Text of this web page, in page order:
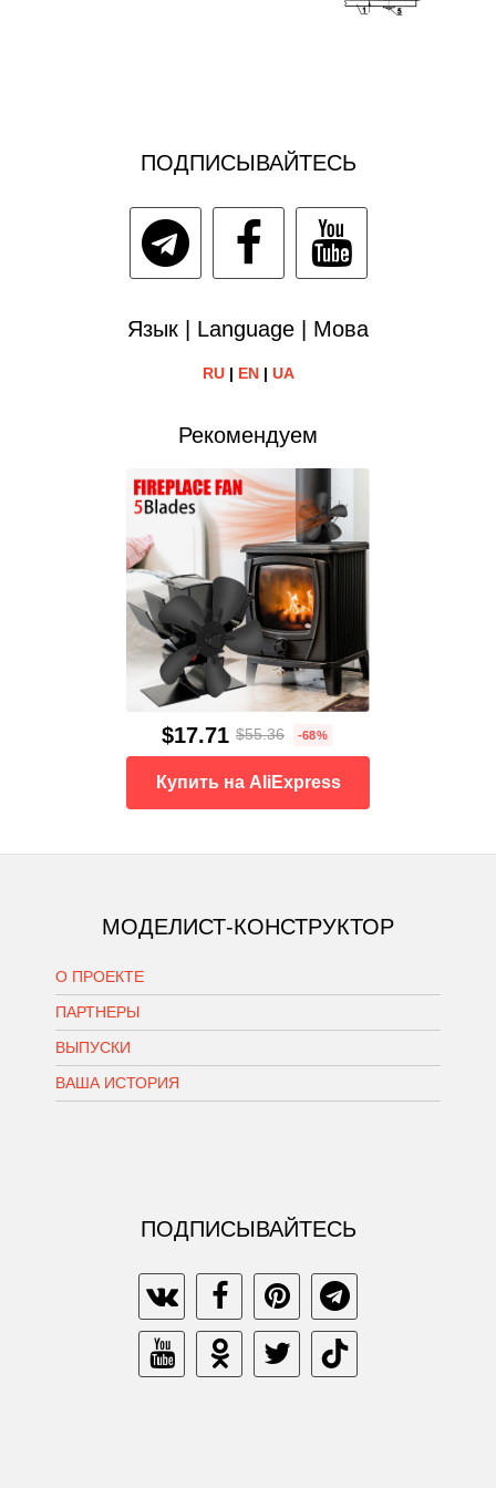
ПОДПИСЫВАЙТЕСЬ
Язык | Language | Мова
RU| EN| UA
Рекомендуем
$17.71 $55.36 -68%
Купить на AliExpress
МОДЕЛИСТ-КОНСТРУКТОР
О ПРОЕКТЕ
ПАРТНЕРЫ
ВЫПУСКИ
ВАША ИСТОРИЯ
ПОДПИСЫВАЙТЕСЬ